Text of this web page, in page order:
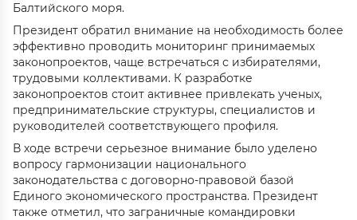
Балтийского моря.
Президент обратил внимание на необходимость более
эффективно проводить мониторинг принимаемых
законопроектов, чаще встречаться с избирателями,
трудовыми коллективами. К разработке
законопроектов стоит активнее привлекать ученых,
предпринимательские структуры, специалистов и
руководителей соответствующего профиля.
В ходе встречи серьезное внимание было уделено
вопросу гармонизации национального
законодательства с договорно-правовой базой
Единого экономического пространства. Президент
также отметил, что заграничные командировки